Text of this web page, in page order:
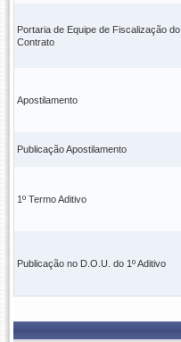
Portaria de Equipe de Fiscalização do
Contrato
Apostilamento
Publicação Apostilamento
1º Termo Aditivo
Publicação no D.O.U. do 1º Aditivo